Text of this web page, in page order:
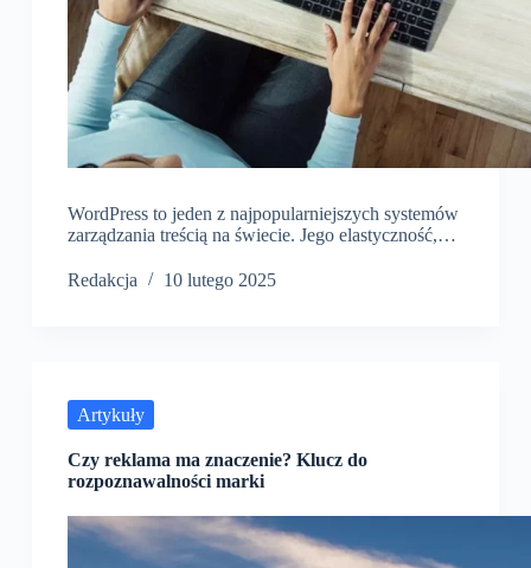
WordPress to jeden z najpopularniejszych systemów
zarządzania treścią na świecie. Jego elastyczność,…
Redakcja 10 lutego 2025
Artykuły
Czy reklama ma znaczenie? Klucz do
rozpoznawalności marki